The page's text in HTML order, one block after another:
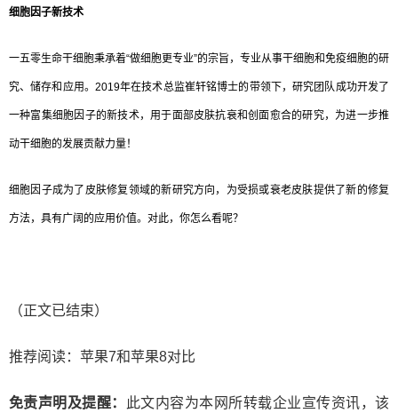
细胞因子新技术
一五零生命干细胞秉承着“做细胞更专业”的宗旨，专业从事干细胞和免疫细胞的研
究、储存和应用。2019年在技术总监崔轩铭博士的带领下，研究团队成功开发了
一种富集细胞因子的新技术，用于面部皮肤抗衰和创面愈合的研究，为进一步推
动干细胞的发展贡献力量！
细胞因子成为了皮肤修复领域的新研究方向，为受损或衰老皮肤提供了新的修复
方法，具有广阔的应用价值。对此，你怎么看呢？
（正文已结束）
推荐阅读： 苹果7和苹果8对比
免责声明及提醒：
此文内容为本网所转载企业宣传资讯，该